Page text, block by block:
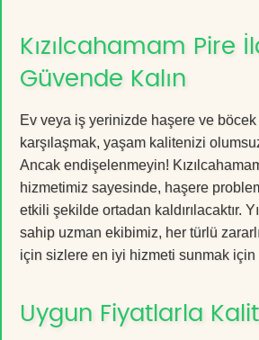
Kızılcahamam Pire
Güvende Kalın
Ev veya iş yerinizde haşere ve böcek
karşılaşmak, yaşam kalitenizi
Ancak endişelenmeyin!
hizmetimiz sayesinde, haşere
etkili şekilde ortadan kaldırılacaktır.
sahip uzman ekibimiz, her türlü
için sizlere en iyi hizmeti sunmak için
Uygun Fiyatlarla